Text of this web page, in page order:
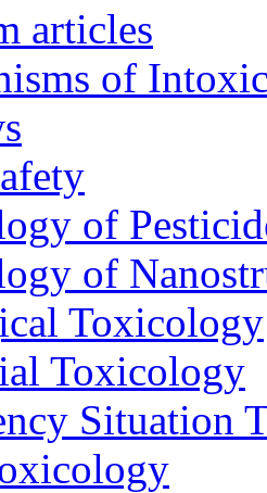
articles
of
of
of
Toxicology
Toxicology
Situation